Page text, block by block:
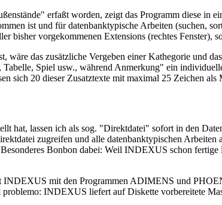
erfaßt worden, zeigt das Programm diese
ist und für datenbanktypische Arbeiten (suchen,
bisher vorgekommenen Extensions (rechtes
wäre das zusätzliche Vergeben einer Kathegorie und
Spiel usw., während Anmerkung" ein
sich 20 dieser Zusatztexte mit maximal 25 Zeichen
hat, lassen ich als sog. "Direktdatei" sofort in den
zugreifen und alle datenbanktypischen
Bonbon dabei: Weil INDEXUS schon
INDEXUS mit den Programmen ADIMENS und
INDEXUS liefert auf Diskette vorbereitete